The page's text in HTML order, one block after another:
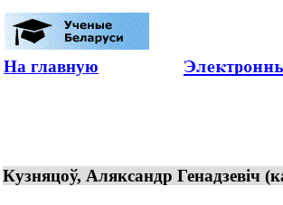
На главную
Кузняцоў, Аляксандр Генадзевіч